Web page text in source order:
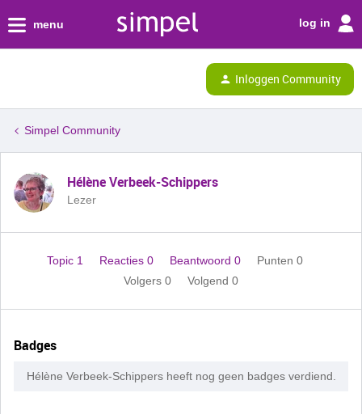
menu log in
Inloggen Community
Simpel Community
Hélène Verbeek-Schippers
Lezer
Topic 1 Reacties 0 Beantwoord 0
Punten 0
Volgers 0 Volgend 0
Badges
Hélène Verbeek-Schippers heeft nog geen badges verdiend.